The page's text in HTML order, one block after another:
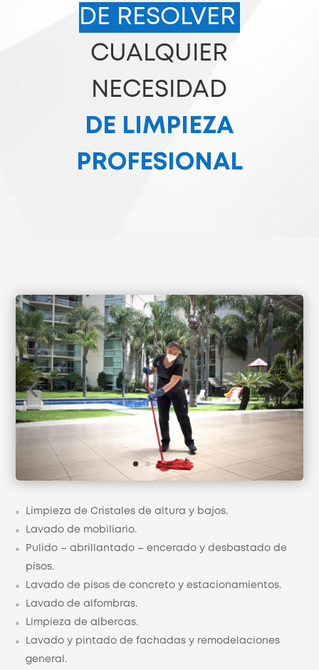
DE RESOLVER
CUALQUIER
NECESIDAD
DE LIMPIEZA
PROFESIONAL
Limpieza de Cristales de altura y bajos.
Lavado de mobiliario.
Pulido – abrillantado – encerado y desbastado de
pisos.
Lavado de pisos de concreto y estacionamientos.
Lavado de alfombras.
Limpieza de albercas.
Lavado y pintado de fachadas y remodelaciones
general.